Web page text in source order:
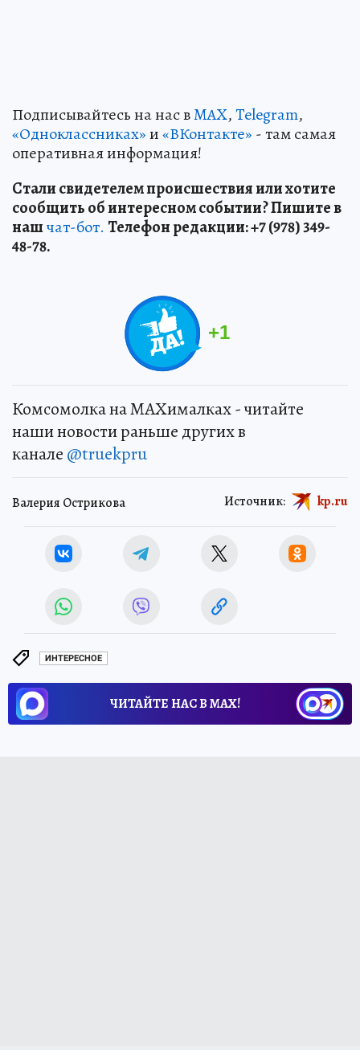
Подписывайтесь на нас вMAX,Telegram,
«Одноклассниках»и«ВКонтакте» - там самая
оперативная информация!
Стали свидетелем происшествия или хотите
сообщить об интересном событии? Пишите в
нашчат-бот. Телефон редакции: +7 (978) 349-
48-78.
+1
Комсомолка на MAXималках - читайте
наши новости раньше других в
канале @truekpru
Валерия Острикова Источник: kp.ru
ИНТЕРЕСНОЕ
ЧИТАЙТЕ НАС В МАХ!